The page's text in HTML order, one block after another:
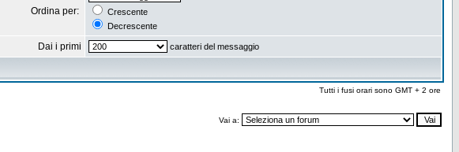
Ordina per:
Crescente
Decrescente
Dai i primi caratteri del messaggio
Tutti i fusi orari sono GMT + 2 ore
Vai a: